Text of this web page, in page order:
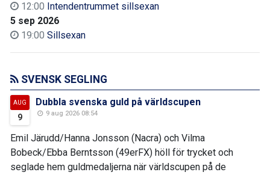
12:00 Intendentrummet sillsexan
5 sep 2026
19:00 Sillsexan
SVENSK SEGLING
AUG
9
Dubbla svenska guld på världscupen
9 aug 2026 08:54
Emil Järudd/Hanna Jonsson (Nacra) och Vilma
Bobeck/Ebba Berntsson (49erFX) höll för trycket och
seglade hem guldmedaljerna när världscupen på de